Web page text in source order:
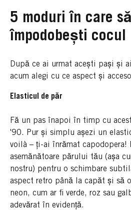
5 moduri în care
împodobești cocul
După ce ai urmat acești pași și
acum alegi cu ce aspect și
Elasticul de păr
Fă un pas înapoi în timp cu
'90. Pur și simplu așezi un
voilà – ți-ai înrămat capodopera!
asemănătoare părului tău (așa
nostru) pentru o schimbare
aspect retro până la capăt și să
neon, cum ar fi verde, roz sau
adevărat în evidență.